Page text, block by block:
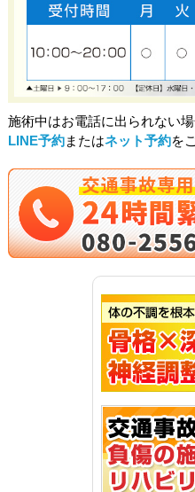
施術中はお電話に出られない
LINE予約またはネット予約を